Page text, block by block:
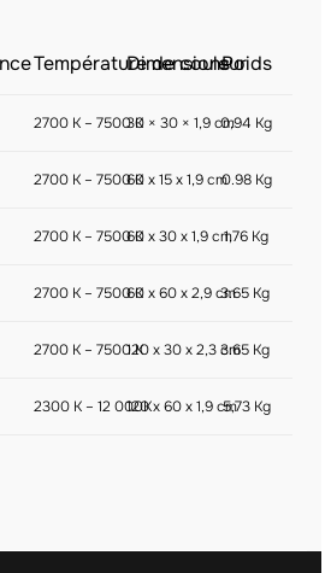
Température de couleur
DimensionsPoids
2700 K – 7500 K30 × 30 × 1,9 cm0,94 Kg
2700 K – 7500 K60 x 15 x 1,9 cm0.98 Kg
2700 K – 7500 K60 x 30 x 1,9 cm1,76 Kg
2700 K – 7500 K60 x 60 x 2,9 cm3.65 Kg
2700 K – 7500 K120 x 30 x 2,3 cm3.65 Kg
2300 K – 12 000K120 x 60 x 1,9 cm5,73 Kg